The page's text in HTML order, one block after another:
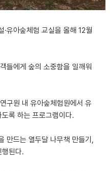
유아숲체험 교실을 올해 12월
들에게 숲의 소중함을 일깨워
구원 내 유아숲체험원에서 유
록 하는 프로그램이다.
만드는 열두달 나무책 만들기,
된다.